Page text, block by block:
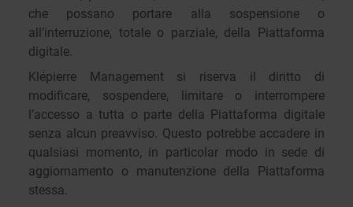
che possano portare alla sospensione o
all’interruzione, totale o parziale, della Piattaforma
digitale.
Klépierre Management si riserva il diritto di
modificare, sospendere, limitare o interrompere
l’accesso a tutta o parte della Piattaforma digitale
senza alcun preavviso. Questo potrebbe accadere in
qualsiasi momento, in particolar modo in sede di
aggiornamento o manutenzione della Piattaforma
stessa.